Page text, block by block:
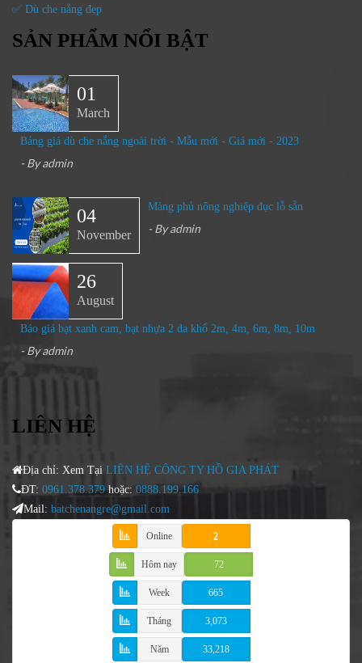
✅ Dù che nắng đẹp
SẢN PHẨM NỔI BẬT
01
March
Bảng giá dù che nắng ngoài trời - Mẫu mới - Giá mới - 2023
- Byadmin
04
November
Màng phủ nông nghiệp đục lỗ sẵn
- Byadmin
26
August
Báo giá bạt xanh cam, bạt nhựa 2 da khổ 2m, 4m, 6m, 8m, 10m
- Byadmin
LIÊN HỆ
Địa chỉ: Xem Tại LIÊN HỆ CÔNG TY HỒ GIA PHÁT
ĐT: 0961.378.379hoặc: 0888.199.166
Mail: batchenangre@gmail.com
Online 2
Hôm nay 72
Week 665
Tháng 3,073
Năm 33,218